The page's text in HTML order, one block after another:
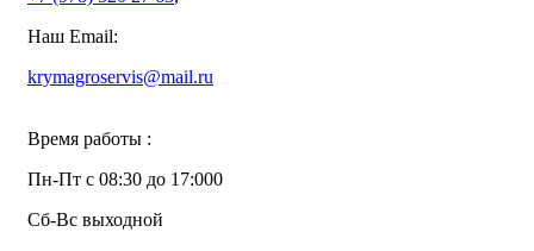
Наш Email:
krymagroservis@mail.ru
Время работы :
Пн-Пт с 08:30 до 17:000
Сб-Вс выходной